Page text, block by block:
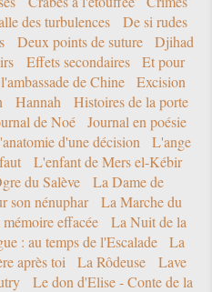
des turbulences
De si rudes
Deux points de suture
Djihad
Effets secondaires
Et pour
de Chine
Excision
Hannah
Histoires de la porte
de Noé
Journal en poésie
d'une décision
L'ange
L'enfant de Mers el-Kébir
du Salève
La Dame de
son nénuphar
La Marche du
effacée
La Nuit de la
: au temps de l'Escalade
La
après toi La Rôdeuse
Lave
Le don d'Elise - Conte de la